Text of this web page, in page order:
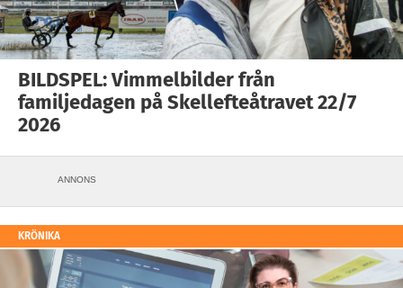
BILDSPEL: Vimmelbilder från
familjedagen på Skellefteåtravet 22/7
2026
ANNONS
KRÖNIKA